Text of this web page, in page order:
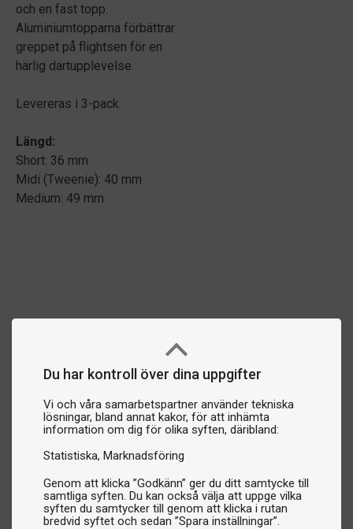
Du har kontroll över dina uppgifter
Vi och våra samarbetspartner använder tekniska
lösningar, bland annat kakor, för att inhämta
information om dig för olika syften, däribland:
Statistiska Marknadsföring
Genom att klicka ”Godkänn” ger du ditt samtycke till
samtliga syften. Du kan också välja att uppge vilka
syften du samtycker till genom att klicka i rutan
bredvid syftet och sedan ”Spara inställningar”.
och en fast topp.
Aluminiumtopparna förbättrar
greppet på flightsen för en
härlig dartupplevelse.
Levereras i 3-pack.
Längd:
Short: 36 mm
Midi (Tweenie): 40 mm
Medium: 49 mm